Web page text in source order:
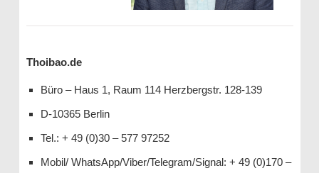
Thoibao.de
Büro – Haus 1, Raum 114 Herzbergstr. 128-139
D-10365 Berlin
Tel.: + 49 (0)30 – 577 97252
Mobil/ WhatsApp/Viber/Telegram/Signal: + 49 (0)170 –